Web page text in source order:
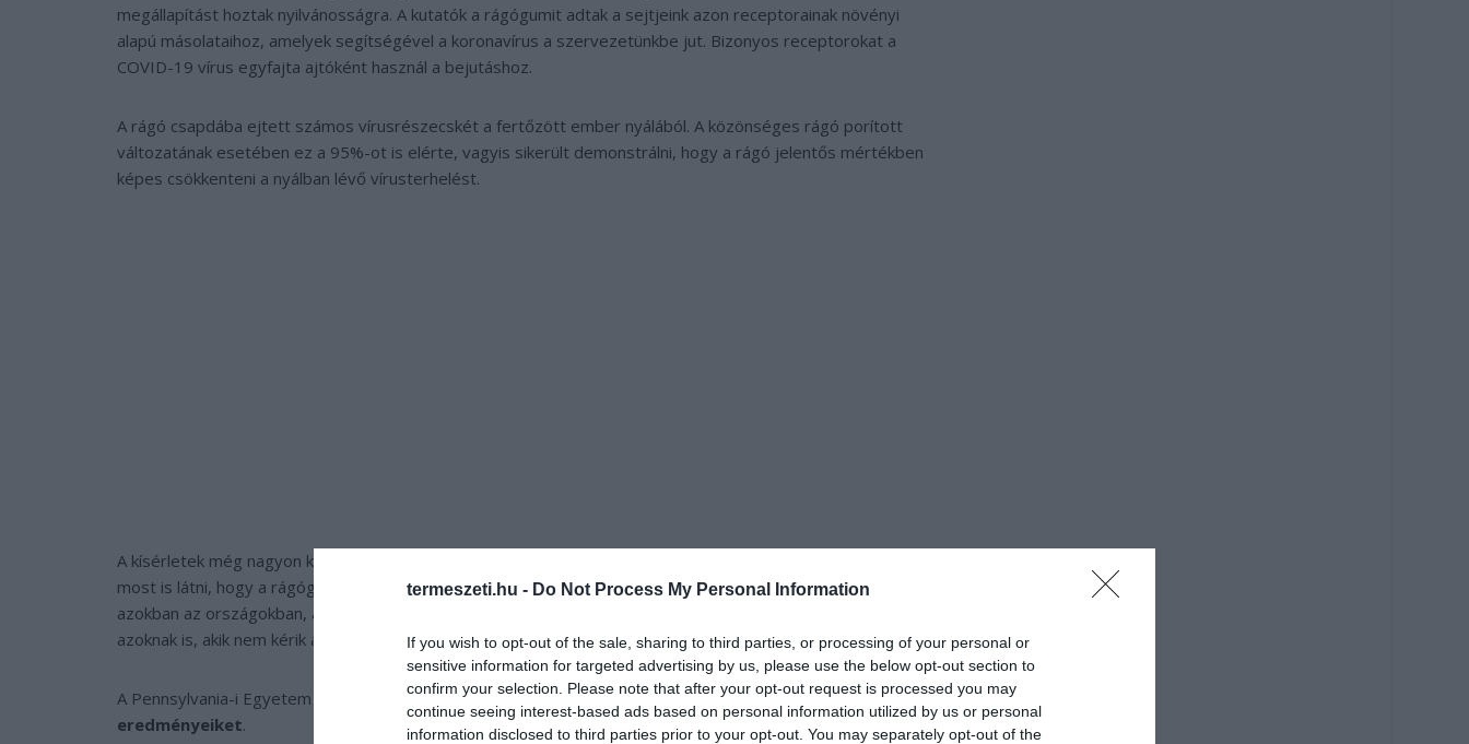
termeszeti.hu - Do Not Process My Personal Information
If you wish to opt-out of the sale, sharing to third parties, or processing of your personal or
sensitive information for targeted advertising by us, please use the below opt-out section to
confirm your selection. Please note that after your opt-out request is processed you may
continue seeing interest-based ads based on personal information utilized by us or personal
information disclosed to third parties prior to your opt-out. You may separately opt-out of the
megállapítást hoztak nyilvánosságra. A kutatók a rágógumit adtak a sejtjeink azon receptorainak növényi
alapú másolataihoz, amelyek segítségével a koronavírus a szervezetünkbe jut. Bizonyos receptorokat a
COVID-19 vírus egyfajta ajtóként használ a bejutáshoz.
A rágó csapdába ejtett számos vírusrészecskét a fertőzött ember nyálából. A közönséges rágó porított
változatának esetében ez a 95%-ot is elérte, vagyis sikerült demonstrálni, hogy a rágó jelentős mértékben
képes csökkenteni a nyálban lévő vírusterhelést.
A kísérletek még nagyon korai fázisban vannak, további, részletes vizsgálatok szükségesek. Azt viszont már
most is látni, hogy a rágógumi rendkívül olcsó megoldás lehet, így könnyen terjeszthetővé válhat majd
azokban az országokban, ahol a vakcinák nem állnak korlátlanul rendelkezésre, illetve alternatívát mutathat
azoknak is, akik nem kérik az oltást.
A Pennsylvania-i Egyetem kutatói a Molecular Therapy c. tudományos folyóiratban közölték az
eredményeiket.